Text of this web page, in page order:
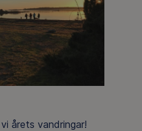
årets vandringar!